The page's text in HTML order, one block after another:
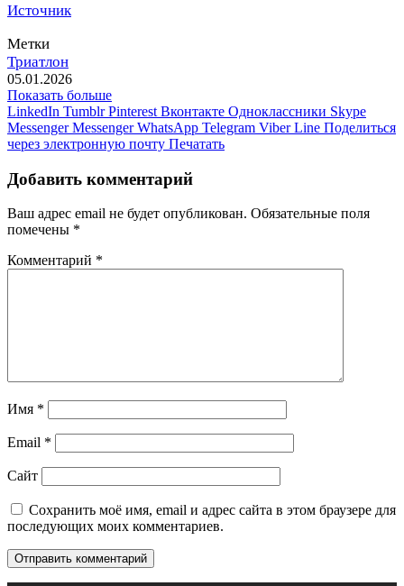
Источник
Метки
Триатлон
05.01.2026
Показать больше
LinkedIn Tumblr Pinterest Вконтакте Одноклассники Skype
Messenger Messenger WhatsApp Telegram Viber Line Поделиться
через электронную почту Печатать
Добавить комментарий
Ваш адрес email не будет опубликован. Обязательные поля
помечены *
Комментарий *
Имя *
Email *
Сайт
Сохранить моё имя, email и адрес сайта в этом браузере для
последующих моих комментариев.